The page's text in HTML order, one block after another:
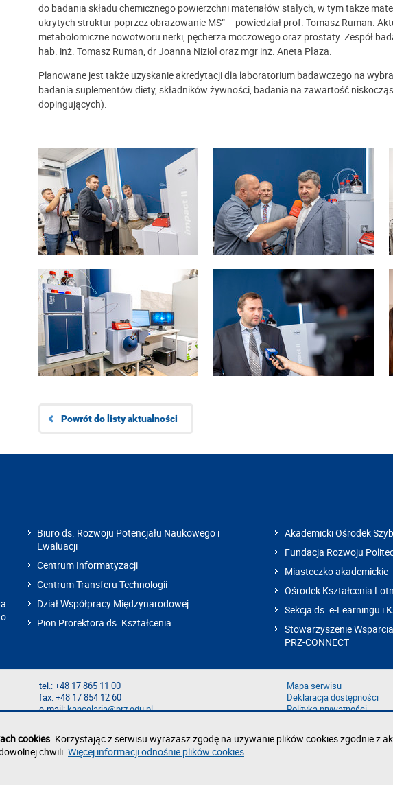
do badania składu chemicznego powierzchni materiałów stałych, w tym także
ukrytych struktur poprzez obrazowanie MS” – powiedział prof. Tomasz Ruman.
metabolomiczne nowotworu nerki, pęcherza moczowego oraz prostaty. Zespół
hab. inż. Tomasz Ruman, dr Joanna Nizioł oraz mgr inż. Aneta Płaza.
Planowane jest także uzyskanie akredytacji dla laboratorium badawczego na
badania suplementów diety, składników żywności, badania na zawartość
dopingujących).
Powrót do listy aktualności
Biuro ds. Rozwoju Potencjału Naukowego i
Ewaluacji
Centrum Informatyzacji
Centrum Transferu Technologii
Dział Współpracy Międzynarodowej
Pion Prorektora ds. Kształcenia
Akademicki Ośrodek
Fundacja Rozwoju
Miasteczko akademickie
Ośrodek Kształcenia
Sekcja ds. e-Learningu i
Stowarzyszenie
PRZ-CONNECT
tel.: +48 17 865 11 00
fax: +48 17 854 12 60
e-mail:kancelaria@prz.edu.pl
Mapa serwisu
Deklaracja dostępności
Polityka prywatności
Zgłoś naruszenie
cookies. Korzystając z serwisu wyrażasz zgodę na używanie plików cookies zgodnie z
chwili. Więcej informacji odnośnie plików cookies.